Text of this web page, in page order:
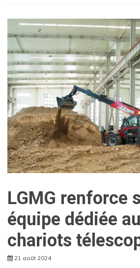
LGMG renforce
équipe dédiée
chariots
21 août 2024